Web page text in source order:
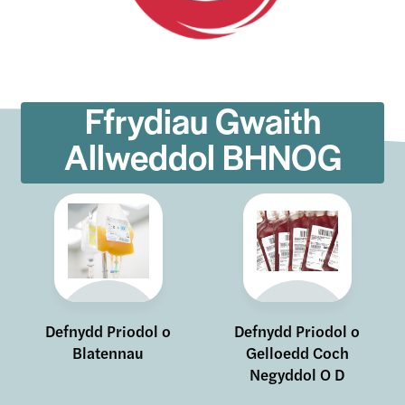
Site Search
Ffrydiau Gwaith
Allweddol BHNOG
Defnydd Priodol o
Blatennau
Defnydd Priodol o
Gelloedd Coch
Negyddol O D